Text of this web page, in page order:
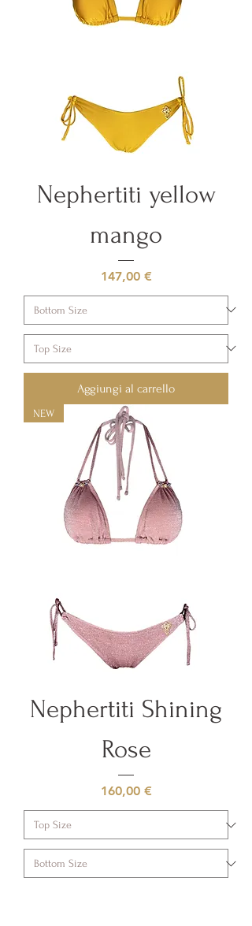
Nephertiti yellow
mango
Prezzo
147,00 €
Aggiungi al carrello
NEW
Nephertiti Shining
Rose
Prezzo
160,00 €